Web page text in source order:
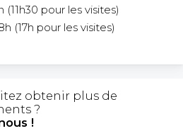
(11h30 pour les visites)
(17h pour les visites)
obtenir plus de
?
!